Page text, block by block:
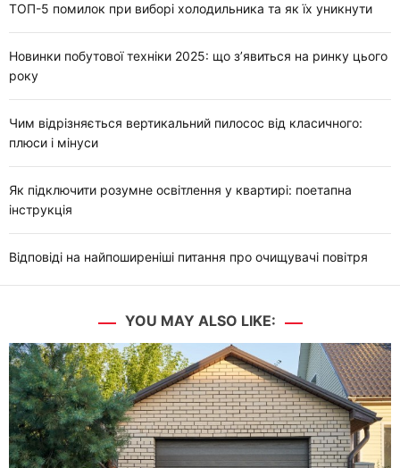
ТОП-5 помилок при виборі холодильника та як їх уникнути
Новинки побутової техніки 2025: що з’явиться на ринку цього
року
Чим відрізняється вертикальний пилосос від класичного:
плюси і мінуси
Як підключити розумне освітлення у квартирі: поетапна
інструкція
Відповіді на найпоширеніші питання про очищувачі повітря
YOU MAY ALSO LIKE: